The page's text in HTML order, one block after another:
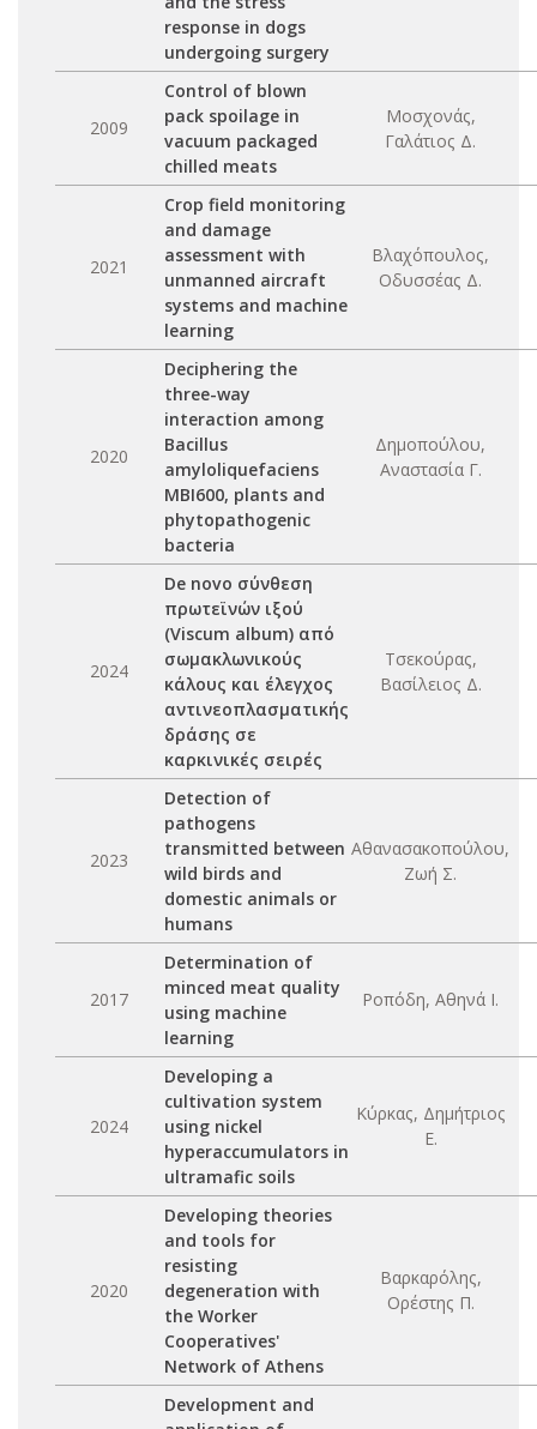
response in dogs
undergoing surgery
2009
Control of blown
pack spoilage in
vacuum packaged
chilled meats
Μοσχονάς,
Γαλάτιος Δ.
2021
Crop field monitoring
and damage
assessment with
unmanned aircraft
systems and machine
learning
Βλαχόπουλος,
Οδυσσέας Δ.
2020
Deciphering the
three-way
interaction among
Bacillus
amyloliquefaciens
MBI600, plants and
phytopathogenic
bacteria
Δημοπούλου,
Αναστασία Γ.
2024
De novo σύνθεση
πρωτεϊνών ιξού
(Viscum album) από
σωμακλωνικούς
κάλους και έλεγχος
αντινεοπλασματικής
δράσης σε
καρκινικές σειρές
Τσεκούρας,
Βασίλειος Δ.
2023
Detection of
pathogens
transmitted between
wild birds and
domestic animals or
humans
Αθανασακοπούλου,
Ζωή Σ.
2017
Determination of
minced meat quality
using machine
learning
Ροπόδη, Αθηνά Ι.
2024
Developing a
cultivation system
using nickel
hyperaccumulators in
ultramafic soils
Κύρκας, Δημήτριος
Ε.
2020
Developing theories
and tools for
resisting
degeneration with
the Worker
Cooperatives'
Network of Athens
Βαρκαρόλης,
Ορέστης Π.
Development and